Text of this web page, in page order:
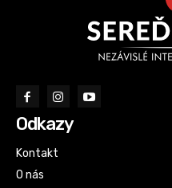
Odkazy
Kontakt
O nás